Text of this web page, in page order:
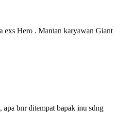
exs Hero . Mantan karyawan Giant
apa bnr ditempat bapak inu sdng